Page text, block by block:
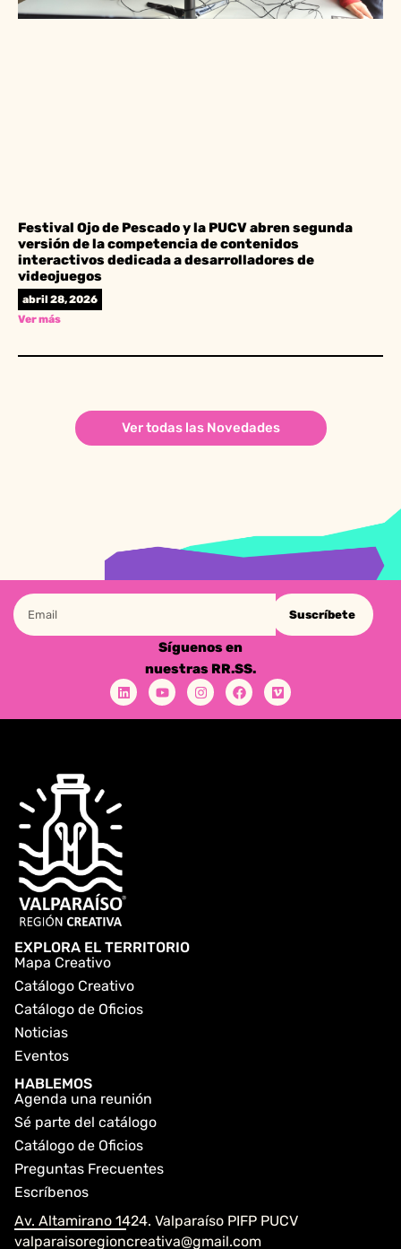
Festival Ojo de Pescado y la PUCV abren segunda
versión de la competencia de contenidos
interactivos dedicada a desarrolladores de
videojuegos
abril 28, 2026
Ver más
Ver todas las Novedades
Suscríbete
Síguenos en
nuestras RR.SS.
EXPLORA EL TERRITORIO
Mapa Creativo
Catálogo Creativo
Catálogo de Oficios
Noticias
Eventos
HABLEMOS
Agenda una reunión
Sé parte del catálogo
Catálogo de Oficios
Preguntas Frecuentes
Escríbenos
Av. Altamirano 1424. Valparaíso PIFP PUCV
valparaisoregioncreativa@gmail.com